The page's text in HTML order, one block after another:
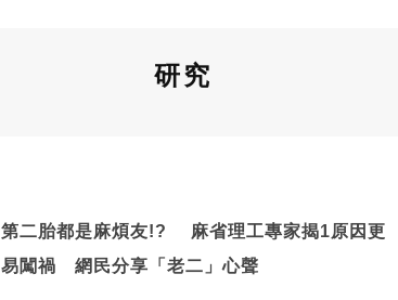
研究
第二胎都是麻煩友!? 麻省理工專家揭1原因更
易闖禍 網民分享「老二」心聲